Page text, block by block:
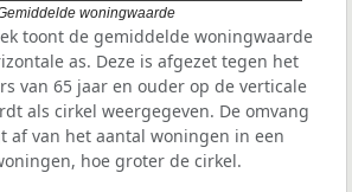
woningwaarde
toont de gemiddelde woningwaarde
as. Deze is afgezet tegen het
van 65 jaar en ouder op de verticale
als cirkel weergegeven. De omvang
af van het aantal woningen in een
hoe groter de cirkel.